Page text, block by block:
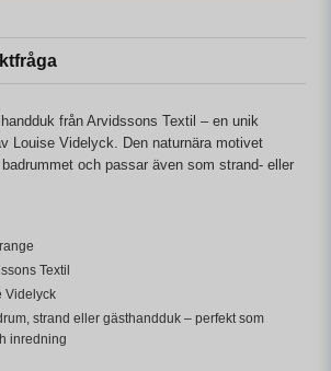
från Arvidssons Textil – en unik
Louise Videlyck. Den naturnära motivet
och passar även som strand- eller
Textil
Videlyck
strand eller gästhandduk – perfekt som
inredning